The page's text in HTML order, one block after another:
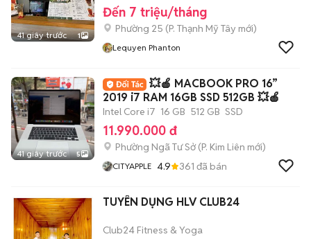
41 giây trước 1
Đến 7 triệu/tháng
Phường 25 (P. Thạnh Mỹ Tây mới)
Lequyen Phanton
41 giây trước 5
💥🍎 MACBOOK PRO 16”
2019 i7 RAM 16GB SSD 512GB 💥🍎
Intel Core i7 16 GB 512 GB SSD
11.990.000 đ
Phường Ngã Tư Sở(P. Kim Liên mới)
CITYAPPLE 4.9 361 đã bán
TUYÊN DỤNG HLV CLUB24
Club24 Fitness & Yoga